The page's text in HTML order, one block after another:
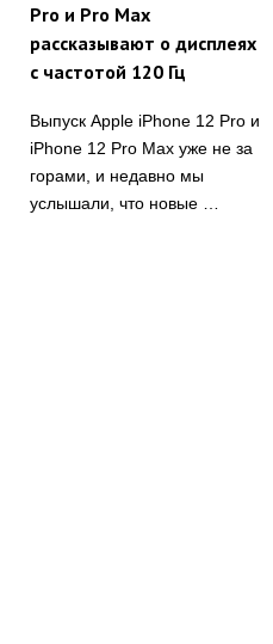
Pro и Pro Max
рассказывают о дисплеях
с частотой 120 Гц
Выпуск Apple iPhone 12 Pro и
iPhone 12 Pro Max уже не за
горами, и недавно мы
услышали, что новые …